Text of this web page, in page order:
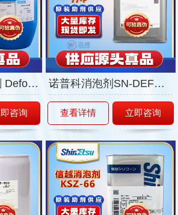
海明斯德谦消泡剂 DefomW-086
咨询
诺普科消泡剂SN-DEFOAMER77-P
查看详情 立即咨询